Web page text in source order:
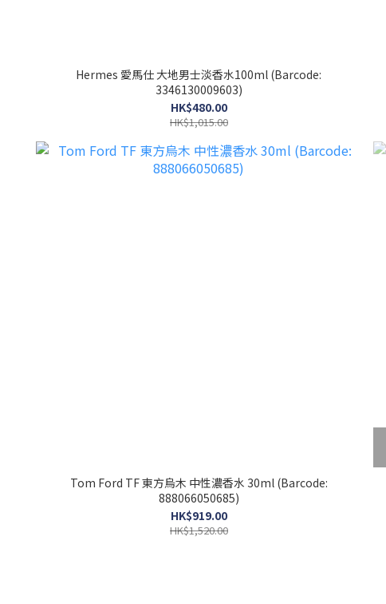
Hermes 愛馬仕 大地男士淡香水100ml (Barcode:
3346130009603)
HK$480.00
HK$1,015.00
Tom Ford TF 東方烏木 中性濃香水 30ml (Barcode:
888066050685)
HK$919.00
HK$1,520.00